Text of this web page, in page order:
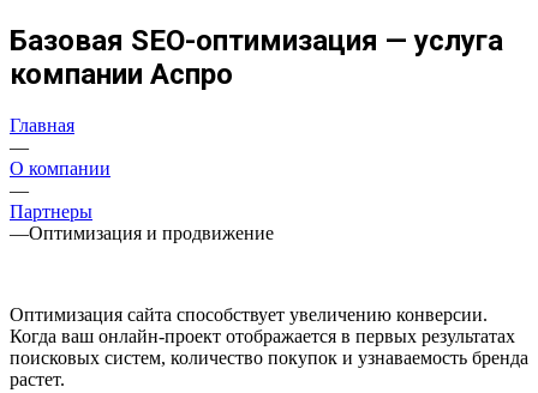
Базовая SEO-оптимизация — услуга
компании Аспро
Главная
—
О компании
—
Партнеры
—Оптимизация и продвижение
Оптимизация сайта способствует увеличению конверсии.
Когда ваш онлайн-проект отображается в первых результатах
поисковых систем, количество покупок и узнаваемость бренда
растет.